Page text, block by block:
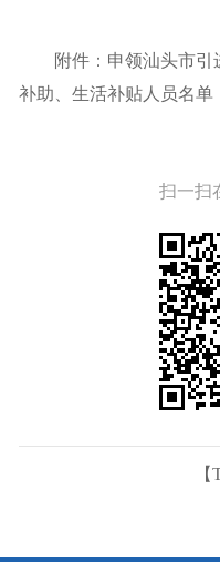
附件： 申领汕头市引
补助、生活补贴人员名单
扫一扫
【